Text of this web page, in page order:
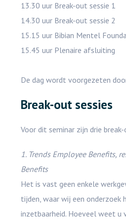
13.30 uur Break-out sessie 1
14.30 uur Break-out sessie 2
15.15 uur Bibian Mentel
15.45 uur Plenaire afsluiting
De dag wordt voorgezeten
Break-out sessies
Voor dit seminar zijn drie
1. Trends Employee Benefits,
Benefits
Het is vast geen enkele
tijden, waar wij een onderzoek
inzetbaarheid. Hoeveel weet u